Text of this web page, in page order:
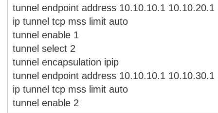
tunnel endpoint address 10.10.10.1 10.10.20.1
ip tunnel tcp mss limit auto
tunnel enable 1
tunnel select 2
tunnel encapsulation ipip
tunnel endpoint address 10.10.10.1 10.10.30.1
ip tunnel tcp mss limit auto
tunnel enable 2